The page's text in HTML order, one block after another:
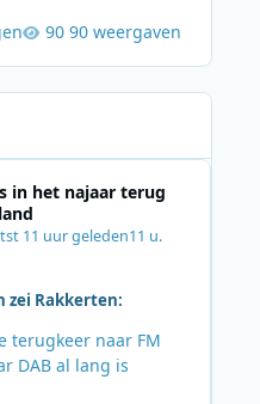
90 weergaven
in het najaar terug
11 uur geleden11 u.
zei Rakkerten:
terugkeer naar FM
DAB al lang is